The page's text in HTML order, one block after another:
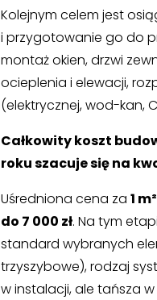
Kolejnym celem jest
i przygotowanie go do
montaż okien, drzwi
ocieplenia i elewacji,
(elektrycznej, wod-kan,
Całkowity koszt
roku szacuje się na
Uśredniona cena za1
do 7 000 zł. Na tym
standard wybranych
trzyszybowe), rodzaj
w instalacji, ale tańsza